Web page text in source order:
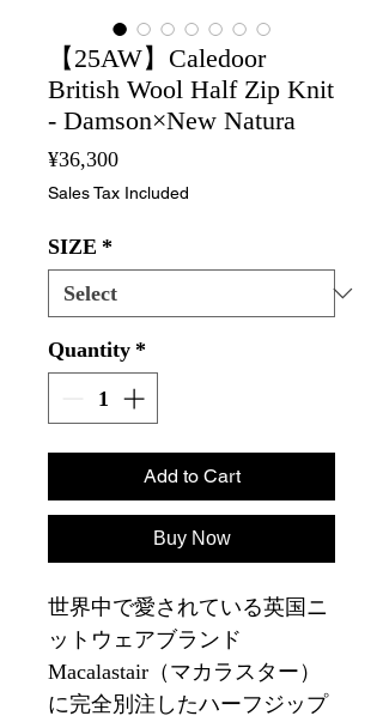
【25AW】Caledoor
British Wool Half Zip Knit
- Damson×New Natura
¥36,300Price
Sales Tax Included
SIZE *
Quantity *
Add to Cart
Buy Now
世界中で愛されている英国ニ
ットウェアブランド
Macalastair（マカラスター）
に完全別注したハーフジップ